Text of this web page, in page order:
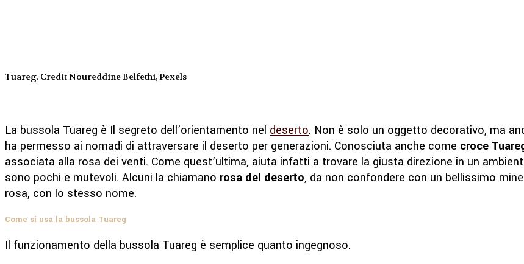
Tuareg. Credit Noureddine Belfethi, Pexels
La bussola Tuareg è Il segreto dell’orientamento nel deserto. Non è solo un oggetto decorativo, ma
ha permesso ai nomadi di attraversare il deserto per generazioni. Conosciuta anche come croce
associata alla rosa dei venti. Come quest’ultima, aiuta infatti a trovare la giusta direzione in un
sono pochi e mutevoli. Alcuni la chiamano rosa del deserto, da non confondere con un bellissimo
rosa, con lo stesso nome.
Come si usa la bussola Tuareg
Il funzionamento della bussola Tuareg è semplice quanto ingegnoso.